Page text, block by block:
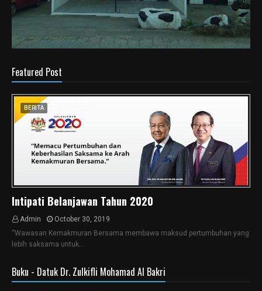
Featured Post
BERITA
Intipati Belanjawan Tahun 2020
Admin
October 30, 2019
“Wawasan Kemakmuran Bersama membawa maksud pertumbuhan yang
lebih saksama untuk…
Buku - Datuk Dr. Zulkifli Mohamad Al Bakri